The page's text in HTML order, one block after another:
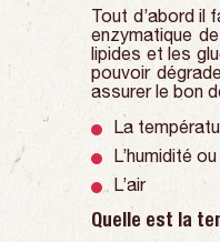
Tout d’abord il
enzymatique
lipides et les
pouvoir
assurer le bon
La
L’humidité
L’air
Quelle est la